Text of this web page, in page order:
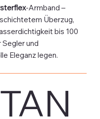
-Armband –
Überzug,
bis 100
und
Eleganz legen.